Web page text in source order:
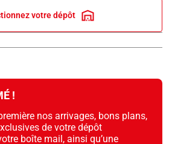
votre dépôt
!
nos arrivages, bons plans,
de votre dépôt
boîte mail, ainsi qu’une